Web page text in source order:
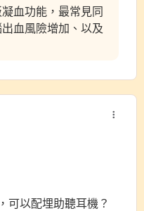
血功能，最常見同
血風險增加、以及
可以配埋助聽耳機？